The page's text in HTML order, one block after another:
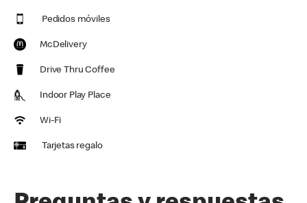
Pedidos móviles
McDelivery
Drive Thru Coffee
Indoor Play Place
Wi-Fi
Tarjetas regalo